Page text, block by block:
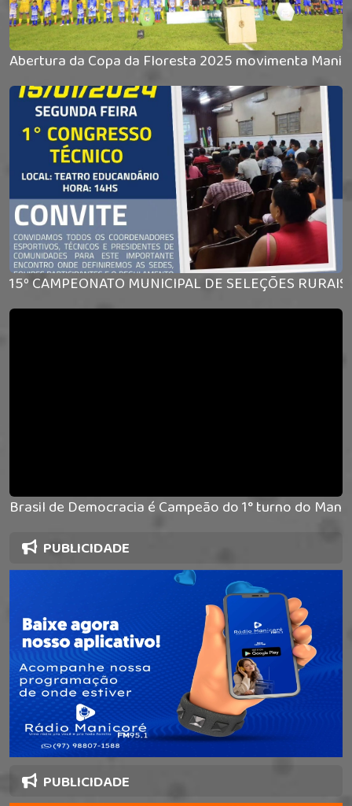
Abertura da Copa da Floresta 2025 movimenta
15º CAMPEONATO MUNICIPAL DE SELEÇÕES RURAIS
Brasil de Democracia é Campeão do 1° turno do
PUBLICIDADE
PUBLICIDADE